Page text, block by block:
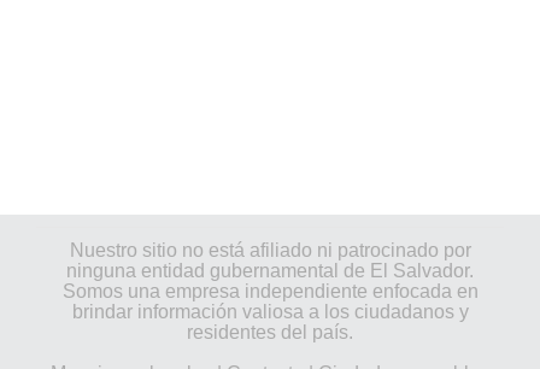
Nuestro sitio no está afiliado ni patrocinado por
ninguna entidad gubernamental de El Salvador.
Somos una empresa independiente enfocada en
brindar información valiosa a los ciudadanos y
residentes del país.